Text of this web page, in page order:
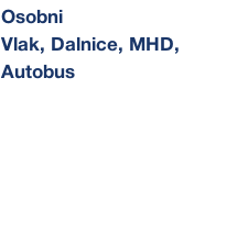
Osobni
Vlak, Dalnice, MHD,
Autobus